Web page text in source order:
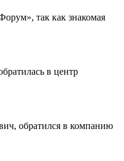
так как знакомая
в центр
обратился в компанию